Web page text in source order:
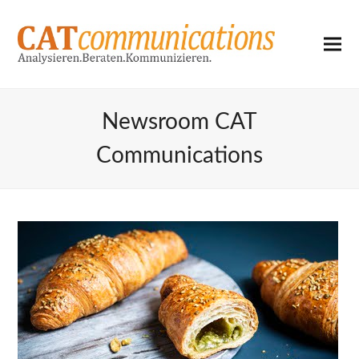
Newsroom CAT
Communications